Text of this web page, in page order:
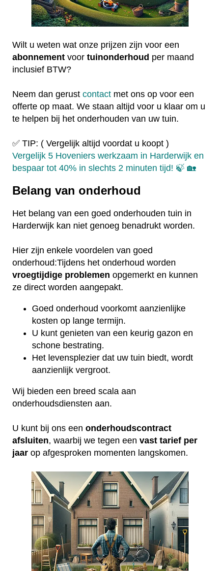
Wilt u weten wat onze prijzen zijn voor een
abonnement voor tuinonderhoud per maand
inclusief BTW?
Neem dan gerust contact met ons op voor een
offerte op maat. We staan altijd voor u klaar om u
te helpen bij het onderhouden van uw tuin.
✅ TIP: ( Vergelijk altijd voordat u koopt )
Vergelijk 5 Hoveniers werkzaam in Harderwijk en
bespaar tot 40% in slechts 2 minuten tijd! 🍃 🏡
Belang van onderhoud
Het belang van een goed onderhouden tuin in
Harderwijk kan niet genoeg benadrukt worden.
Hier zijn enkele voordelen van goed
onderhoud:Tijdens het onderhoud worden
vroegtijdige problemen opgemerkt en kunnen
ze direct worden aangepakt.
Goed onderhoud voorkomt aanzienlijke
kosten op lange termijn.
U kunt genieten van een keurig gazon en
schone bestrating.
Het levensplezier dat uw tuin biedt, wordt
aanzienlijk vergroot.
Wij bieden een breed scala aan
onderhoudsdiensten aan.
U kunt bij ons een onderhoudscontract
afsluiten, waarbij we tegen een vast tarief per
jaar op afgesproken momenten langskomen.